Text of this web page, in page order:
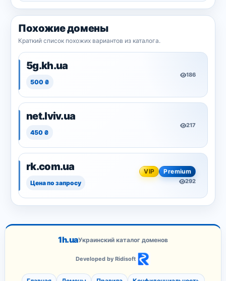
Похожие домены
Краткий список похожих вариантов из каталога.
5g.kh.ua
500 ₴
186
net.lviv.ua
450 ₴
217
rk.com.ua
Цена по запросу
VIP Premium
292
1h.uaУкраинский каталог доменов
Developed by Ridisoft